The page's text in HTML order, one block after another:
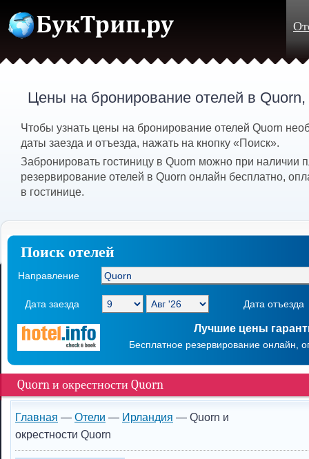
Цены на бронирование отелей в
Чтобы узнать цены на бронирование отелей Quorn
даты заезда и отъезда, нажать на кнопку «Поиск».
Забронировать гостиницу в Quorn можно при наличии
резервирование отелей в Quorn онлайн бесплатно,
в гостинице.
Поиск отелей
Направление
Дата заезда Дата отъезда
Лучшие цены
Бесплатное резервирование онлайн,
Quorn и окрестности Quorn
Главная — Отели — Ирландия — Quorn и
окрестности Quorn